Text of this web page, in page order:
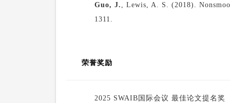
Guo, J.
, Lewis, A. S. (2018).
1311.
荣誉奖励
2025 SWAIB国际会议 最佳论文提名奖